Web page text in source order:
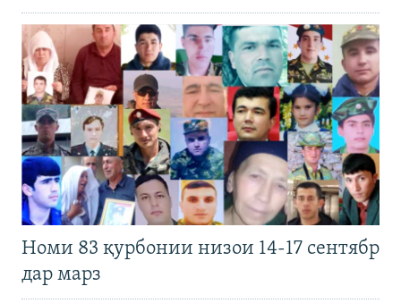
Номи 83 қурбонии низои 14-17 сентябр
дар марз